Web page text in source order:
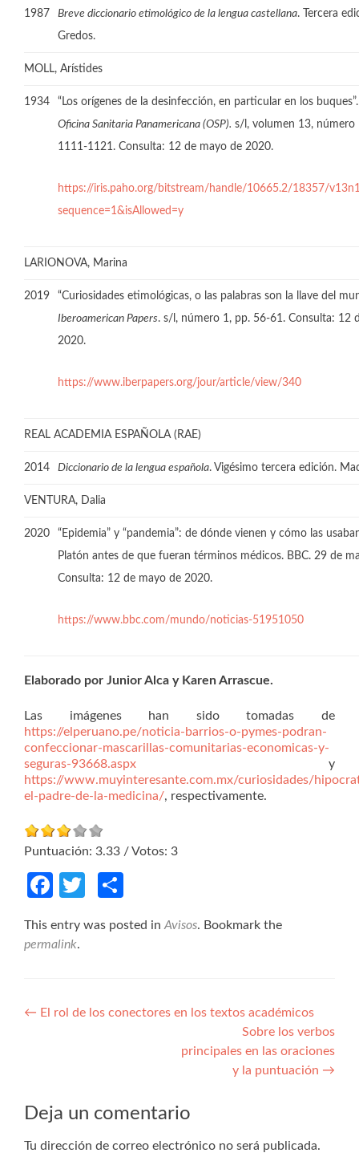
1987 Breve diccionario etimológico de la lengua castellana. Tercera
Gredos.
MOLL, Arístides
1934
“Los orígenes de la desinfección, en particular en los
Oficina Sanitaria Panamericana (OSP). s/l, volumen 13, número
1111-1121. Consulta: 12 de mayo de 2020.
https://iris.paho.org/bitstream/handle/10665.2/18357/
sequence=1&isAllowed=y
LARIONOVA, Marina
2019
“Curiosidades etimológicas, o las palabras son la llave del
Iberoamerican Papers. s/l, número 1, pp. 56-61. Consulta: 12
2020.
https://www.iberpapers.org/jour/article/view/340
REAL ACADEMIA ESPAÑOLA (RAE)
2014 Diccionario de la lengua española. Vigésimo tercera edición.
VENTURA, Dalia
2020
“Epidemia” y “pandemia”: de dónde vienen y cómo las
Platón antes de que fueran términos médicos. BBC. 29 de
Consulta: 12 de mayo de 2020.
https://www.bbc.com/mundo/noticias-51951050
Elaborado por Junior Alca y Karen Arrascue.
Las imágenes han sido tomadas de
https://elperuano.pe/noticia-barrios-o-pymes-podran-
confeccionar-mascarillas-comunitarias-economicas-y-
seguras-93668.aspx y
https://www.muyinteresante.com.mx/curiosidades/
el-padre-de-la-medicina/, respectivamente.
Puntuación: 3.33 / Votos: 3
Facebook
Twitter
This entry was posted in Avisos. Bookmark the
permalink.
Navegación de entradas
← El rol de los conectores en los textos académicos
Sobre los verbos
principales en las oraciones
y la puntuación →
Deja un comentario
Tu dirección de correo electrónico no será publicada.